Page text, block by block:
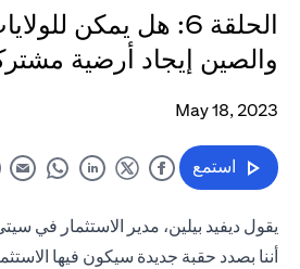
الحلقة 6: هل يمكن
والصين إيجاد أرضية
May 18, 2023
استمع
يقول ديفيد بيلين، مدير الاستثمار في
أننا بصدد حقبة جديدة سيكون فيها